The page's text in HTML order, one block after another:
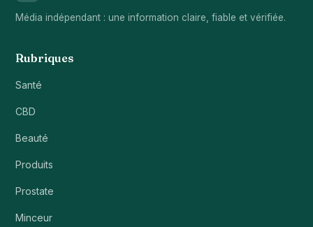
Média indépendant : une information claire, fiable et vérifiée.
Rubriques
Santé
CBD
Beauté
Produits
Prostate
Minceur